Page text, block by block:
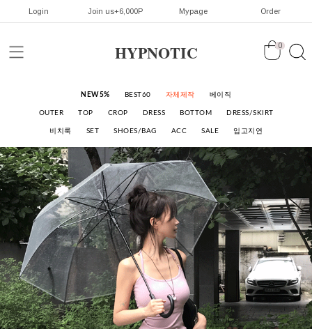
Login Join us+6,000P Mypage Order
HYPNOTIC 0
NEW5% BEST60 자체제작 베이직
OUTER TOP CROP DRESS BOTTOM DRESS/SKIRT
비치룩 SET SHOES/BAG ACC SALE 입고지연